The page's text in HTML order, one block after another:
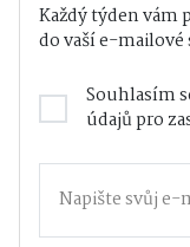
Každý týden vám
do vaší e-mailové
Souhlasím
údajůpro